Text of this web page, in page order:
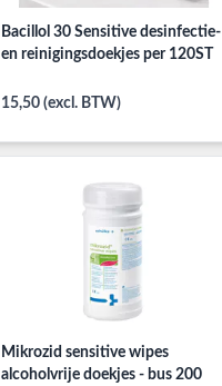
Bacillol 30 Sensitive desinfectie-
en reinigingsdoekjes per 120ST
15,50 (excl. BTW)
Mikrozid sensitive wipes
alcoholvrije doekjes - bus 200